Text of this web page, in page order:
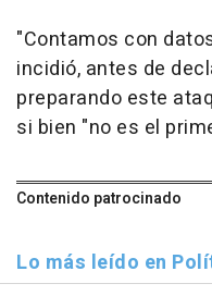
"Contamos con
incidió, antes de
preparando este
si bien "no es el
Contenido patrocinado
Lo más leído en